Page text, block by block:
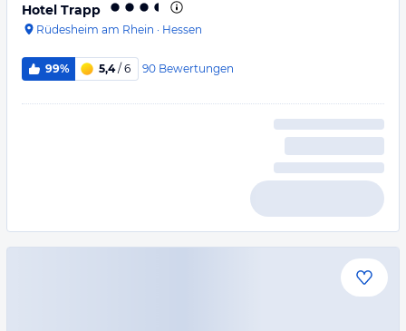
Hotel Trapp
Rüdesheim am Rhein · Hessen
99% 5,4/ 6 90 Bewertungen